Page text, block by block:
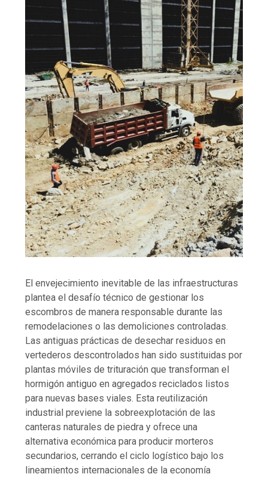
El envejecimiento inevitable de las infraestructuras
plantea el desafío técnico de gestionar los
escombros de manera responsable durante las
remodelaciones o las demoliciones controladas.
Las antiguas prácticas de desechar residuos en
vertederos descontrolados han sido sustituidas por
plantas móviles de trituración que transforman el
hormigón antiguo en agregados reciclados listos
para nuevas bases viales. Esta reutilización
industrial previene la sobreexplotación de las
canteras naturales de piedra y ofrece una
alternativa económica para producir morteros
secundarios, cerrando el ciclo logístico bajo los
lineamientos internacionales de la economía